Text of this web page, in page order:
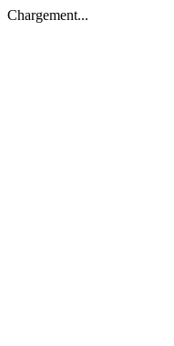
Chargement...